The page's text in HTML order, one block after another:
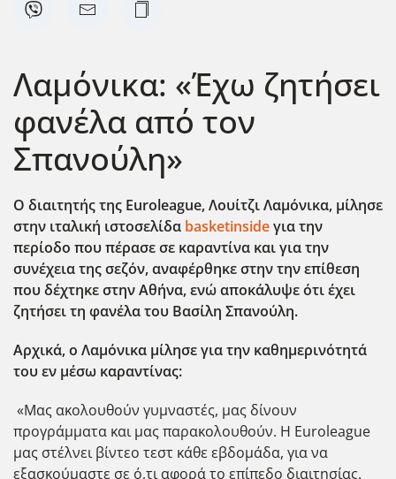
Λαμόνικα: «Έχω ζητήσει
φανέλα από τον
Σπανούλη»
Ο διαιτητής της Euroleague, Λουίτζι Λαμόνικα, μίλησε
στην ιταλική ιστοσελίδα basketinsideγια την
περίοδο που πέρασε σε καραντίνα και για την
συνέχεια της σεζόν, αναφέρθηκε στην την επίθεση
που δέχτηκε στην Αθήνα, ενώ αποκάλυψε ότι έχει
ζητήσει τη φανέλα του Βασίλη Σπανούλη.
Αρχικά, ο Λαμόνικα μίλησε για την καθημερινότητά
του εν μέσω καραντίνας:
«Μας ακολουθούν γυμναστές, μας δίνουν
προγράμματα και μας παρακολουθούν. Η Euroleague
μας στέλνει βίντεο τεστ κάθε εβδομάδα, για να
εξασκούμαστε σε ό,τι αφορά το επίπεδο διαιτησίας.